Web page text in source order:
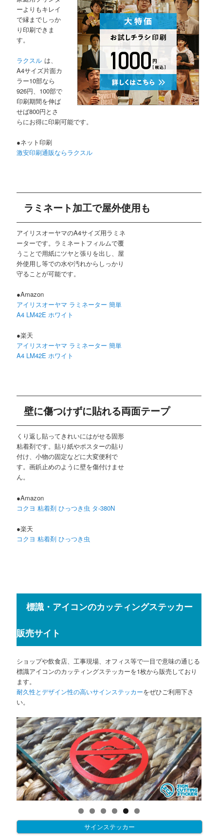
ーよりもキレイ
で縁までしっか
り印刷できま
す。
ラクスル は、
A4サイズ片面カ
ラー10部なら
926円、100部で
印刷期間を伸ば
せば800円とさ
らにお得に印刷可能です。
●ネット印刷
激安印刷通販ならラクスル
ラミネート加工で屋外使用も
アイリスオーヤマのA4サイズ用ラミネ
ーターです。ラミネートフィルムで覆
うことで用紙にツヤと張りを出し、屋
外使用し等での水や汚れからしっかり
守ることが可能です。
●Amazon
アイリスオーヤマ ラミネーター 簡単
A4 LM42E ホワイト
●楽天
アイリスオーヤマ ラミネーター 簡単
A4 LM42E ホワイト
壁に傷つけずに貼れる両面テープ
くり返し貼ってきれいにはがせる固形
粘着剤です。貼り紙やポスターの貼り
付け、小物の固定などに大変便利で
す。画鋲止めのように壁を傷付けませ
ん。
●Amazon
コクヨ 粘着剤 ひっつき虫 タ-380N
●楽天
コクヨ 粘着剤 ひっつき虫
標識・アイコンのカッティングステッカー
販売サイト
ショップや飲食店、工事現場、オフィス等で一目で意味の通じる
標識アイコンのカッティングステッカーを1枚から販売しており
ます。
耐久性とデザイン性の高いサインステッカーをぜひご利用下さ
い。
サインステッカー